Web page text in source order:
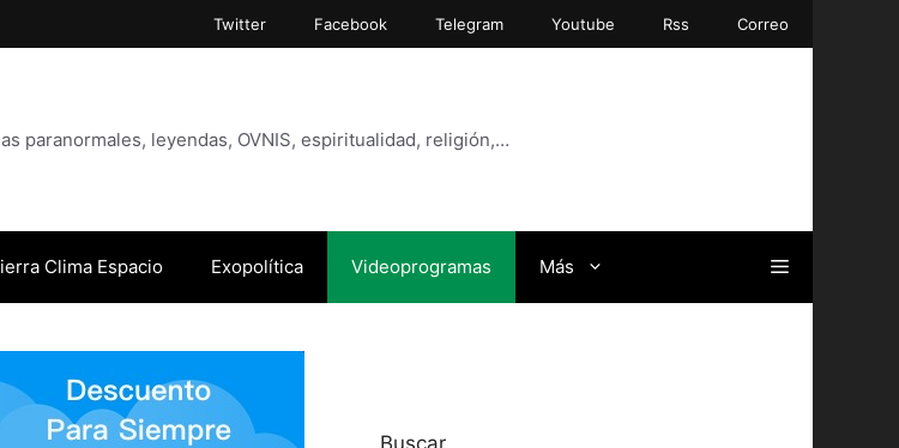
Twitter Facebook Telegram Youtube Rss Correo
paranormales, leyendas, OVNIS, espiritualidad, religión,…
Clima Espacio Exopolítica Videoprogramas Más